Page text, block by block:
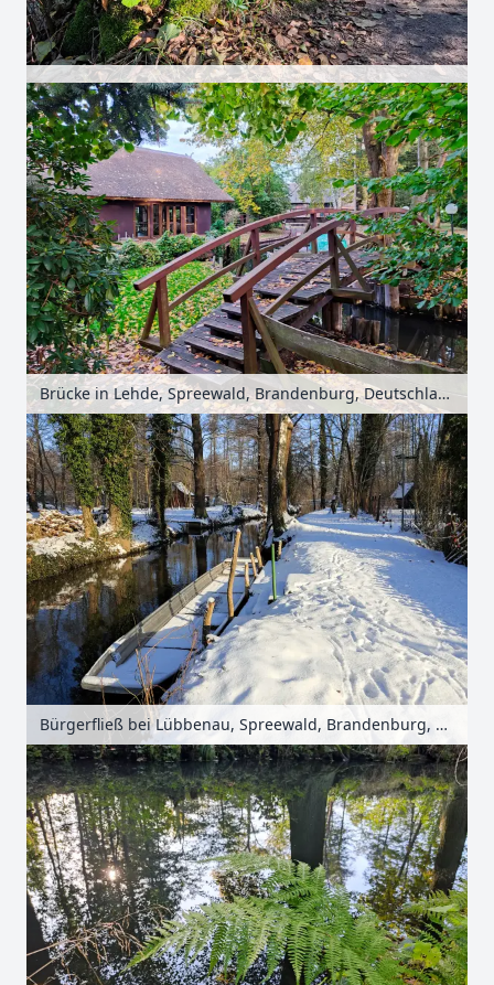
Brücke in Lehde, Spreewald, Brandenburg, Deutschland
Bürgerfließ bei Lübbenau, Spreewald, Brandenburg, Deutschland